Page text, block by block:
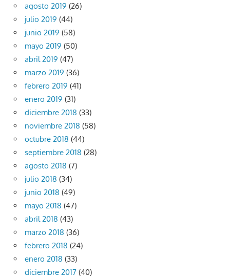
agosto 2019 (26)
julio 2019 (44)
junio 2019 (58)
mayo 2019 (50)
abril 2019 (47)
marzo 2019 (36)
febrero 2019 (41)
enero 2019 (31)
diciembre 2018 (33)
noviembre 2018 (58)
octubre 2018 (44)
septiembre 2018 (28)
agosto 2018 (7)
julio 2018 (34)
junio 2018 (49)
mayo 2018 (47)
abril 2018 (43)
marzo 2018 (36)
febrero 2018 (24)
enero 2018 (33)
diciembre 2017 (40)